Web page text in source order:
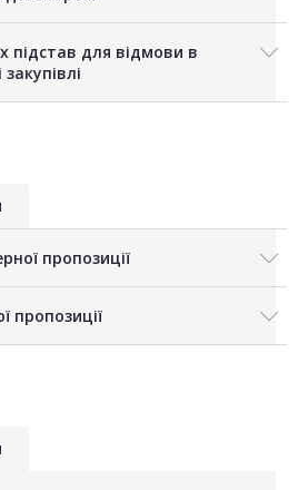
підстав для відмови в
пропозиції
пропозиції